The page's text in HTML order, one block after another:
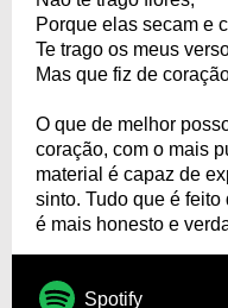
Porque elas secam e
Te trago os meus
Mas que fiz de
O que de melhor
coração, com o mais
material é capaz de
sinto. Tudo que é
é mais honesto e
Spotify